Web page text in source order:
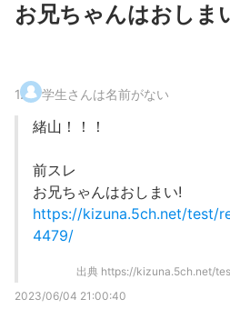
お兄ちゃんはおしま
1. 学生さんは名前がない
緒山！！！
前スレ
お兄ちゃんはおしまい!
https://kizuna.5ch.net/test/
4479/
出典 https://kizuna.5ch.net/
2023/06/04 21:00:40